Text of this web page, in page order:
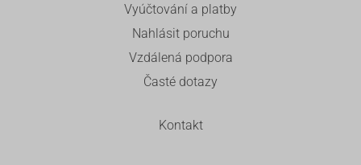
Vyúčtování a platby
Nahlásit poruchu
Vzdálená podpora
Časté dotazy
Kontakt